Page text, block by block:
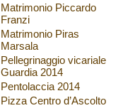
Matrimonio Piccardo
Franzi
Matrimonio Piras
Marsala
Pellegrinaggio vicariale
Guardia 2014
Pentolaccia 2014
Pizza Centro d’Ascolto